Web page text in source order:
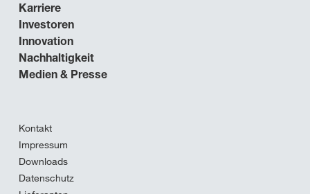
Karriere
Investoren
Innovation
Nachhaltigkeit
Medien & Presse
Kontakt
Impressum
Downloads
Datenschutz